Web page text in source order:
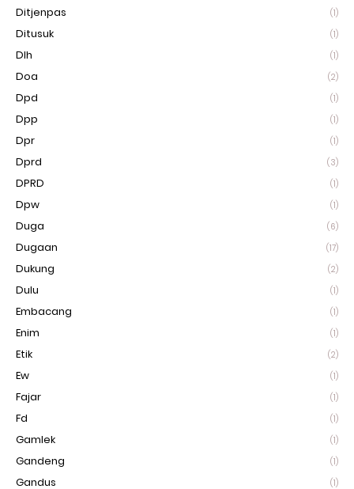
Ditjenpas (1)
Ditusuk (1)
Dlh (1)
Doa (2)
Dpd (1)
Dpp (1)
Dpr (1)
Dprd (3)
DPRD (1)
Dpw (1)
Duga (6)
Dugaan (17)
Dukung (2)
Dulu (1)
Embacang (1)
Enim (1)
Etik (2)
Ew (1)
Fajar (1)
Fd (1)
Gamlek (1)
Gandeng (1)
Gandus (1)